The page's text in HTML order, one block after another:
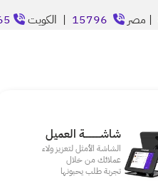
| مصر 15796 | الكويت
شاشـــــــــــة العميل
الشاشة الأمثل لتعزيز ولاء
عملائك من خلال
تجربة طلب يحبونها